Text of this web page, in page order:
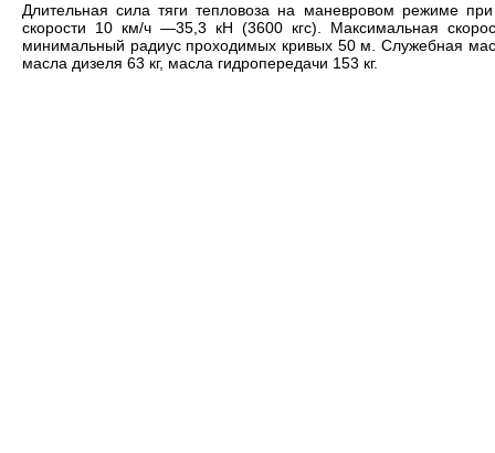
Длительная сила тяги тепловоза на маневровом режиме
скорости 10 км/ч —35,3 кН (3600 кгс). Максимальная
минимальный радиус проходимых кривых 50 м. Служебная
масла дизеля 63 кг, масла гидропередачи 153 кг.